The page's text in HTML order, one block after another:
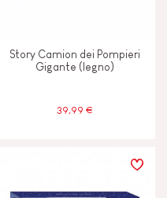
Story Camion dei Pompieri
Gigante (legno)
39,99 €